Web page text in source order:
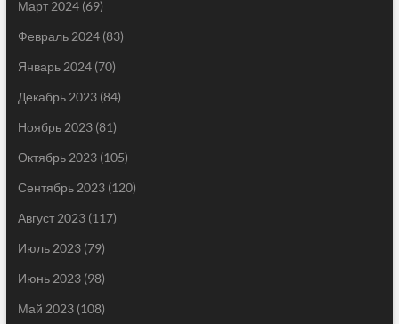
Март 2024(69)
Февраль 2024(83)
Январь 2024(70)
Декабрь 2023(84)
Ноябрь 2023(81)
Октябрь 2023(105)
Сентябрь 2023(120)
Август 2023(117)
Июль 2023(79)
Июнь 2023(98)
Май 2023(108)